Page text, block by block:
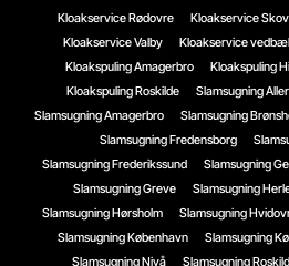
Kloakservice Rødovre
Kloakservice
Kloakservice Valby
Kloakservice
Kloakspuling Amagerbro
Kloakspuling
Kloakspuling Roskilde
Slamsugning
Slamsugning Amagerbro
Slamsugning
Slamsugning Fredensborg
Slamsugning Frederikssund
Slamsugning
Slamsugning Greve
Slamsugning
Slamsugning Hørsholm
Slamsugning
Slamsugning København
Slamsugning
Slamsugning Nivå
Slamsugning